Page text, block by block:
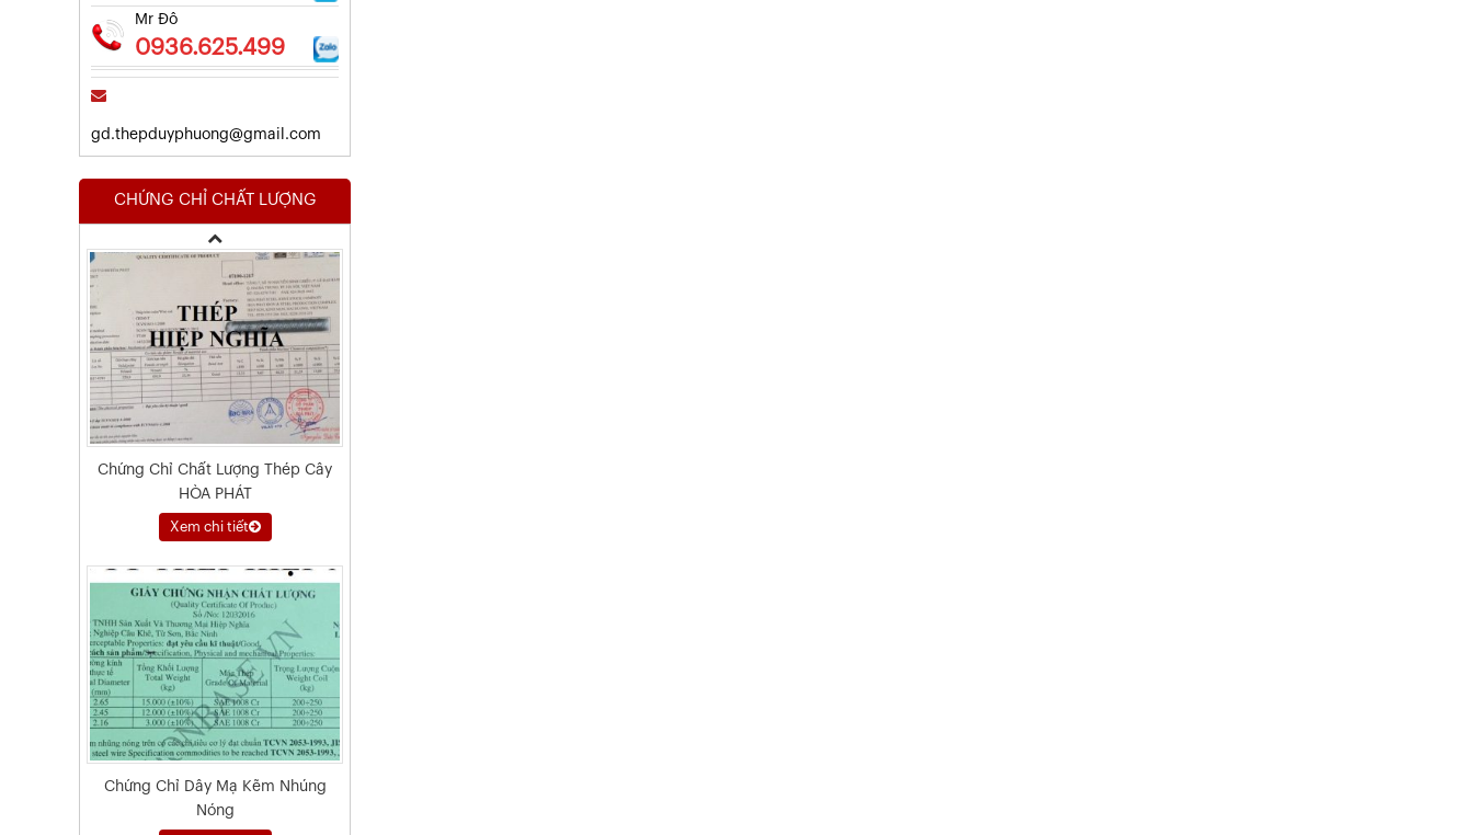
Mr Đô
0936.625.499
gd.thepduyphuong@gmail.com
CHỨNG CHỈ CHẤT LƯỢNG
Kết Quả Thử Nghiệm Lưới Tô Tường
Chứng Chỉ Chất Lượng Thép Cây
HÒA PHÁT
Xem chi tiết
Chứng Chỉ Dây Mạ Kẽm Nhúng
Nóng